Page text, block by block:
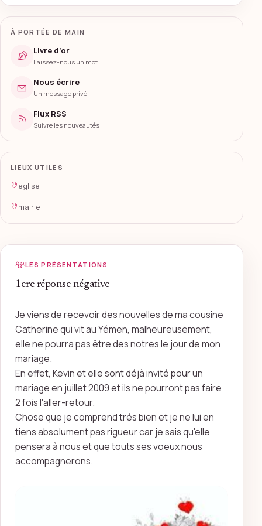
À PORTÉE DE MAIN
Livre d’or
Laissez-nous un mot
Nous écrire
Un message privé
Flux RSS
Suivre les nouveautés
LIEUX UTILES
eglise
mairie
LES PRÉSENTATIONS
1ere réponse négative
Je viens de recevoir des nouvelles de ma cousine
Catherine qui vit au Yémen, malheureusement,
elle ne pourra pas être des notres le jour de mon
mariage.
En effet, Kevin et elle sont déjà invité pour un
mariage en juillet 2009 et ils ne pourront pas faire
2 fois l'aller-retour.
Chose que je comprend trés bien et je ne lui en
tiens absolument pas rigueur car je sais qu'elle
pensera à nous et que touts ses voeux nous
accompagnerons.